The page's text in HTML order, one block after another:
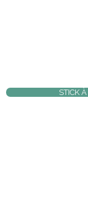
STICK